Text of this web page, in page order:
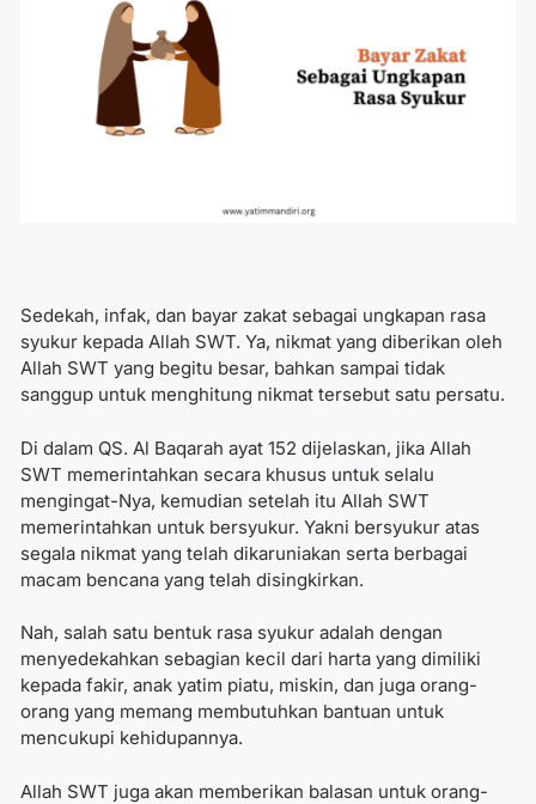
Sedekah, infak, dan bayar zakat sebagai ungkapan rasa
syukur kepada Allah SWT. Ya, nikmat yang diberikan oleh
Allah SWT yang begitu besar, bahkan sampai tidak
sanggup untuk menghitung nikmat tersebut satu persatu.
Di dalam QS. Al Baqarah ayat 152 dijelaskan, jika Allah
SWT memerintahkan secara khusus untuk selalu
mengingat-Nya, kemudian setelah itu Allah SWT
memerintahkan untuk bersyukur. Yakni bersyukur atas
segala nikmat yang telah dikaruniakan serta berbagai
macam bencana yang telah disingkirkan.
Nah, salah satu bentuk rasa syukur adalah dengan
menyedekahkan sebagian kecil dari harta yang dimiliki
kepada fakir, anak yatim piatu, miskin, dan juga orang-
orang yang memang membutuhkan bantuan untuk
mencukupi kehidupannya.
Allah SWT juga akan memberikan balasan untuk orang-